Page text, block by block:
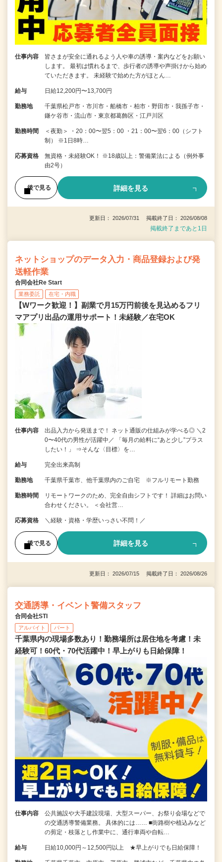
仕事内容
皆さまが安全に通れるよう人や車の誘導・案内などをお願い
します。 最初は慣れるまで、歩行者の誘導や声掛けから始め
ていただきます。 未経験で始めた方がほとん…
給与 日給12,200円〜13,700円
勤務地
千葉県松戸市・市川市・船橋市・柏市・野田市・我孫子市・
鎌ケ谷市・流山市・東京都葛飾区・江戸川区
勤務時間
＜夜勤＞ ・20：00〜翌5：00 ・21：00〜翌6：00（シフト
制） ※1日8時…
応募資格
無資格・未経験OK！ ※18歳以上：警備業法による（例外事
由2号）
後で見る 詳細を見る
更新日： 2026/07/31 掲載終了日： 2026/08/08
掲載終了まであと1日
ネットショップのデータ入力・商品登録および発
送軽作業
合同会社Re Start
業務委託 在宅・内職
【Wワーク歓迎！】副業で月15万円前後を見込めるフリ
マアプリ出品の運用サポート！未経験／在宅OK
仕事内容
出品入力から発送まで！ ネット通販の仕組みが学べる◎ ＼2
0〜40代の男性が活躍中／ 「毎月の給料に“あと少し”プラス
したい！」 ⇒そんな〈目標〉を…
給与 完全出来高制
勤務地 千葉県千葉市、他千葉県内のご自宅 ※フルリモート勤務
勤務時間
リモートワークのため、完全自由シフトです！ 詳細はお問い
合わせください。 ＜会社営…
応募資格 ＼経験・資格・学歴いっさい不問！／
後で見る 詳細を見る
更新日： 2026/07/15 掲載終了日： 2026/08/26
交通誘導・イベント警備スタッフ
合同会社STI
アルバイト パート
千葉県内の現場多数あり！勤務場所は居住地を考慮！未
経験可！60代・70代活躍中！早上がりも日給保障！
仕事内容
公共施設や大手建設現場、大型スーパー、お祭り会場などで
の交通誘導警備業務。 具体的には…… ■街路樹や植込みなど
の剪定・枝落とし作業中に、通行車両や自転…
給与 日給10,000円～12,500円以上 ★早上がりでも日給保障！